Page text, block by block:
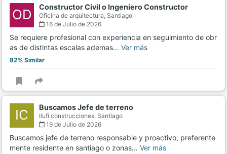
OD Constructor Civil o Ingeniero Constructor
Oficina de arquitectura, Santiago
16 de Julio de 2026
Se requiere profesional con experiencia en seguimiento de obr
as de distintas escalas ademas… Ver más
82% Similar
IC Buscamos Jefe de terreno
Ilufi construcciones, Santiago
19 de Julio de 2026
Buscamos jefe de terreno responsable y proactivo, preferente
mente residente en santiago o zonas… Ver más